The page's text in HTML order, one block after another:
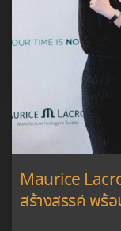
Maurice
สร้างสรรค์ พร้